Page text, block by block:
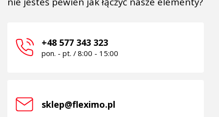
+48 577 343 323
pon. - pt. / 8:00 - 15:00
sklep@fleximo.pl